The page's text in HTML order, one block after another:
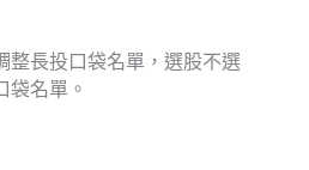
整長投口袋名單，選股不選
袋名單。